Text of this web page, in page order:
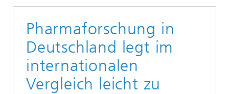
Pharmaforschung in
Deutschland legt im
internationalen
Vergleich leicht zu